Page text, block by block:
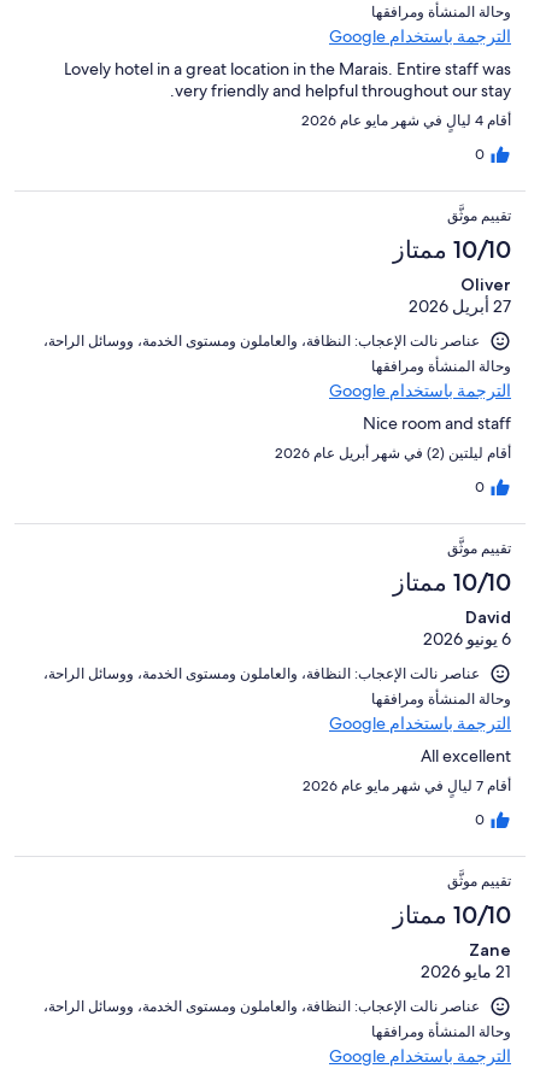
و⁦حالة المنشأة ومرافقها⁩
الترجمة باستخدام Google
Lovely hotel in a great location in the Marais. Entire staff was
very friendly and helpful throughout our stay.
أقام 4 ليالٍ في شهر مايو عام 2026
0
تقييم موثَّق
10/10 ممتاز
Oliver
27 أبريل 2026
عناصر نالت الإعجاب: ⁦النظافة⁩، و⁦العاملون ومستوى الخدمة⁩، و⁦وسائل الراحة⁩،
و⁦حالة المنشأة ومرافقها⁩
الترجمة باستخدام Google
Nice room and staff
أقام ليلتين (2) في شهر أبريل عام 2026
0
تقييم موثَّق
10/10 ممتاز
David
6 يونيو 2026
عناصر نالت الإعجاب: ⁦النظافة⁩، و⁦العاملون ومستوى الخدمة⁩، و⁦وسائل الراحة⁩،
و⁦حالة المنشأة ومرافقها⁩
الترجمة باستخدام Google
All excellent
أقام 7 ليالٍ في شهر مايو عام 2026
0
تقييم موثَّق
10/10 ممتاز
Zane
21 مايو 2026
عناصر نالت الإعجاب: ⁦النظافة⁩، و⁦العاملون ومستوى الخدمة⁩، و⁦وسائل الراحة⁩،
و⁦حالة المنشأة ومرافقها⁩
الترجمة باستخدام Google